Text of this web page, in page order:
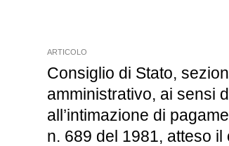
ARTICOLO
Consiglio di Stato,
amministrativo, ai sensi
all’intimazione di
n. 689 del 1981, atteso